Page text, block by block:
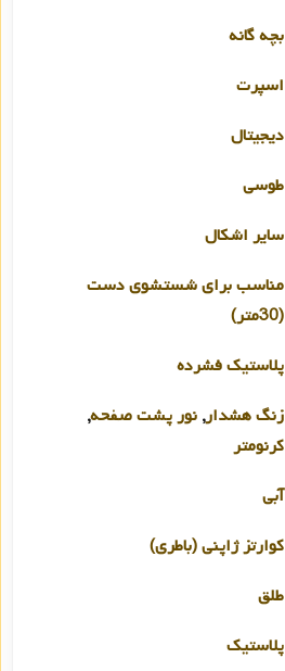
بچه گانه
اسپرت
دیجیتال
طوسی
سایر اشکال
مناسب برای شستشوی دست
(30متر)
پلاستیک فشرده
زنگ هشدار, نور پشت صفحه,
کرنومتر
آبی
کوارتز ژاپنی (باطری)
طلق
پلاستیک